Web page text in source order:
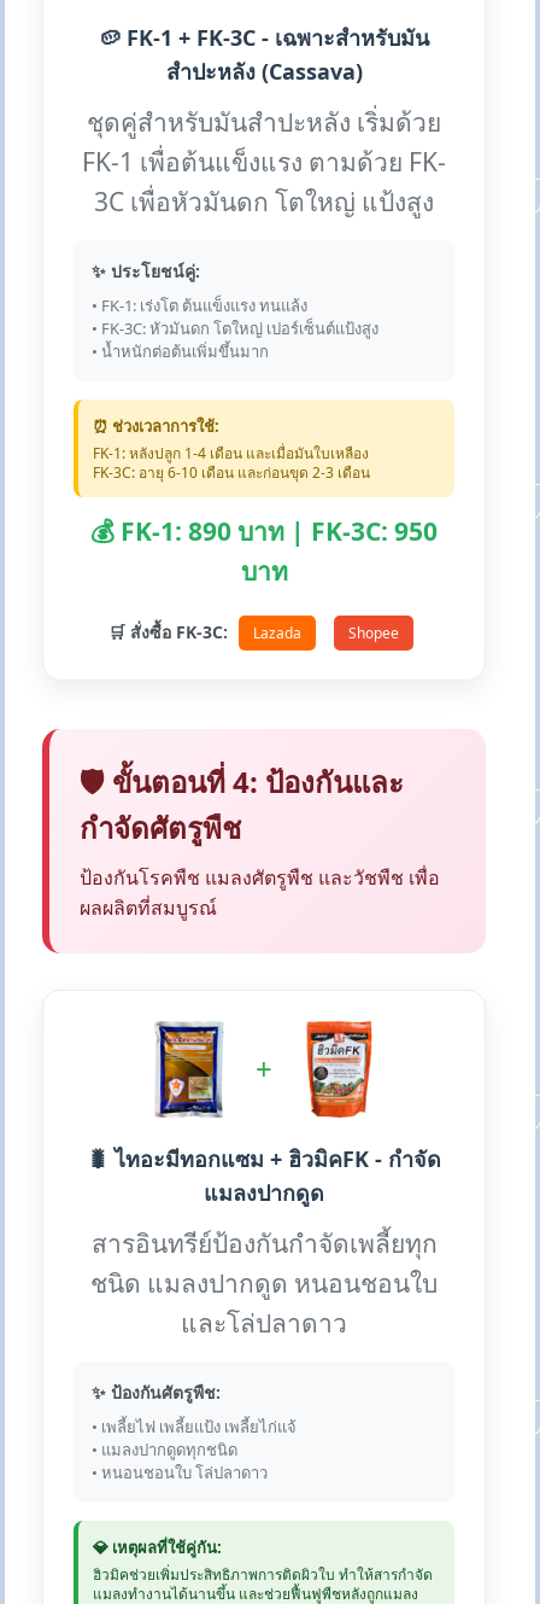
🥔 FK-1 + FK-3C - เฉพาะสำหรับมัน
สำปะหลัง (Cassava)
ชุดคู่สำหรับมันสำปะหลัง เริ่มด้วย
FK-1 เพื่อต้นแข็งแรง ตามด้วย FK-
3C เพื่อหัวมันดก โตใหญ่ แป้งสูง
✨ ประโยชน์คู่:
• FK-1: เร่งโต ต้นแข็งแรง ทนแล้ง
• FK-3C: หัวมันดก โตใหญ่ เปอร์เซ็นต์แป้งสูง
• น้ำหนักต่อต้นเพิ่มขึ้นมาก
⏰ ช่วงเวลาการใช้:
FK-1: หลังปลูก 1-4 เดือน และเมื่อมันใบเหลือง
FK-3C: อายุ 6-10 เดือน และก่อนขุด 2-3 เดือน
💰 FK-1: 890 บาท | FK-3C: 950
บาท
🛒 สั่งซื้อ FK-3C: Lazada Shopee
🛡️ ขั้นตอนที่ 4: ป้องกันและ
กำจัดศัตรูพืช
ป้องกันโรคพืช แมลงศัตรูพืช และวัชพืช เพื่อ
ผลผลิตที่สมบูรณ์
+
🐛 ไทอะมีทอกแซม + ฮิวมิคFK - กำจัด
แมลงปากดูด
สารอินทรีย์ป้องกันกำจัดเพลี้ยทุก
ชนิด แมลงปากดูด หนอนชอนใบ
และโล่ปลาดาว
✨ ป้องกันศัตรูพืช:
• เพลี้ยไฟ เพลี้ยแป้ง เพลี้ยไก่แจ้
• แมลงปากดูดทุกชนิด
• หนอนชอนใบ โล่ปลาดาว
💎 เหตุผลที่ใช้คู่กัน:
ฮิวมิคช่วยเพิ่มประสิทธิภาพการติดผิวใบ ทำให้สารกำจัด
แมลงทำงานได้นานขึ้น และช่วยฟื้นฟูพืชหลังถูกแมลง